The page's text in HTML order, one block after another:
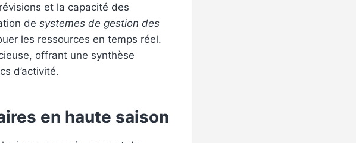
et la capacité des
de systemes de gestion des
les ressources en temps réel.
offrant une synthèse
d’activité.
en haute saison